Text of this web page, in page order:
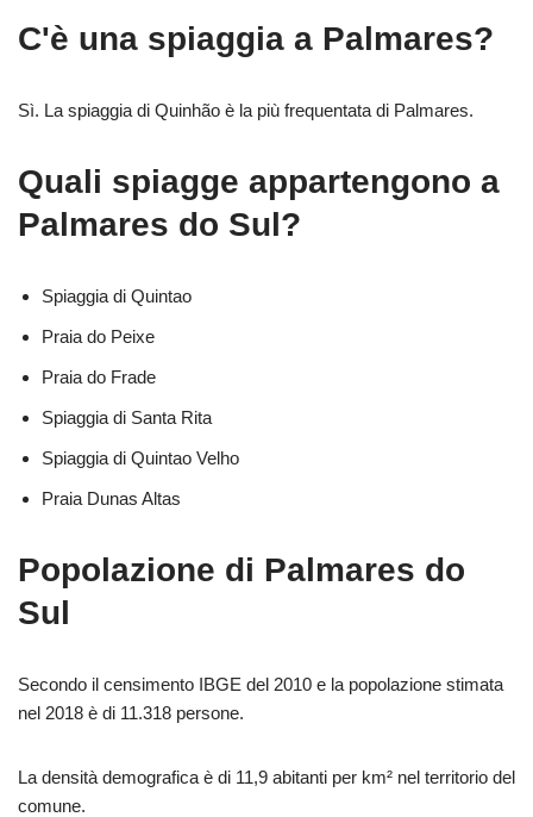
C'è una spiaggia a Palmares?
Sì. La spiaggia di Quinhão è la più frequentata di Palmares.
Quali spiagge appartengono a
Palmares do Sul?
Spiaggia di Quintao
Praia do Peixe
Praia do Frade
Spiaggia di Santa Rita
Spiaggia di Quintao Velho
Praia Dunas Altas
Popolazione di Palmares do
Sul
Secondo il censimento IBGE del 2010 e la popolazione stimata
nel 2018 è di 11.318 persone.
La densità demografica è di 11,9 abitanti per km² nel territorio del
comune.